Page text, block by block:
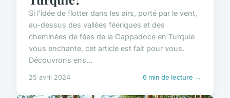
Si l'idée de flotter dans les airs, porté par le vent,
au-dessus des vallées féeriques et des
cheminées de fées de la Cappadoce en Turquie
vous enchante, cet article est fait pour vous.
Découvrons ens...
25 avril 2024 6 min de lecture →